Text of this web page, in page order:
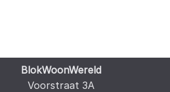
BlokWoonWereld
Voorstraat 3A